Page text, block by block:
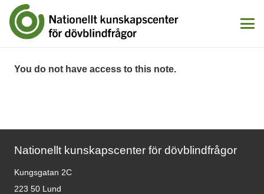
You do not have access to this note.
Nationellt kunskapscenter för dövblindfrågor
Kungsgatan 2C
223 50 Lund